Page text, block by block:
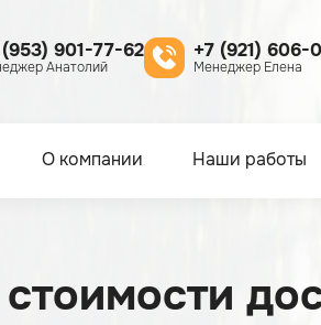
(953) 901-77-62
Анатолий
+7 (921) 606-
Менеджер Елена
О компании Наши работы